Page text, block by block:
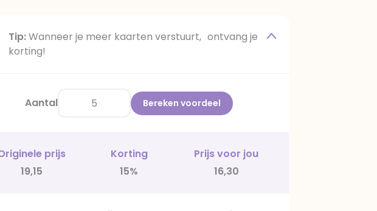
Tip:Wanneer je meer kaarten verstuurt, ontvang je
korting!
Aantal Bereken voordeel
prijs Korting
Prijs voor jou
19,15
15% 16,30